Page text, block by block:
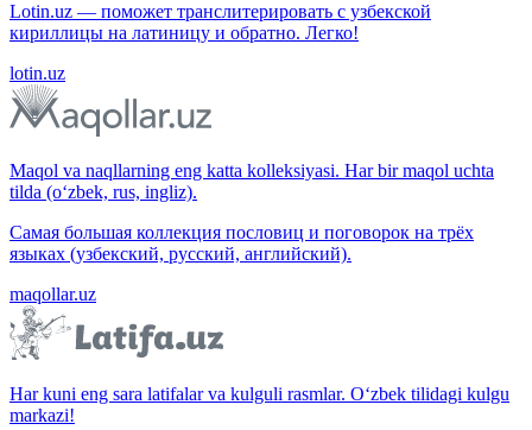
Lotin.uz — поможет транслитерировать с узбекской
кириллицы на латиницу и обратно. Легко!
lotin.uz
Maqol va naqllarning eng katta kolleksiyasi. Har bir maqol uchta
tilda (o‘zbek, rus, ingliz).
Самая большая коллекция пословиц и поговорок на трёх
языках (узбекский, русский, английский).
maqollar.uz
Har kuni eng sara latifalar va kulguli rasmlar. O‘zbek tilidagi kulgu
markazi!